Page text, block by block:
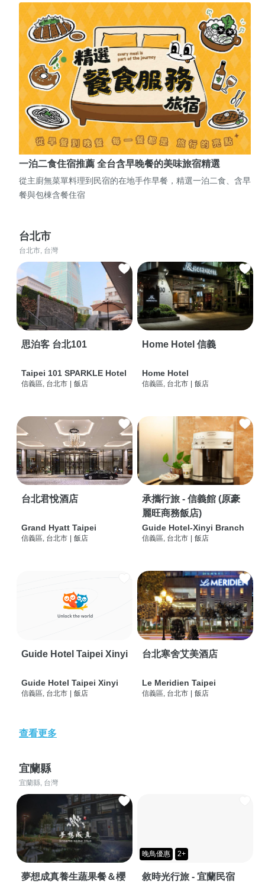
一泊二食住宿推薦 全台含早晚餐的美味旅宿精選
從主廚無菜單料理到民宿的在地手作早餐，精選一泊二食、含早
餐與包棟含餐住宿
台北市
台北市, 台灣
思泊客 台北101
Taipei 101 SPARKLE Hotel
信義區, 台北市 飯店
Home Hotel 信義
Home Hotel
信義區, 台北市 飯店
台北君悅酒店
Grand Hyatt Taipei
信義區, 台北市 飯店
承攜行旅 - 信義館 (原豪
麗旺商務飯店)
Guide Hotel-Xinyi Branch
信義區, 台北市 飯店
Guide Hotel Taipei Xinyi
Guide Hotel Taipei Xinyi
信義區, 台北市 | 飯店
台北寒舍艾美酒店
Le Meridien Taipei
信義區, 台北市 | 飯店
查看更多
宜蘭縣
宜蘭縣, 台灣
夢想成真養生蔬果餐＆櫻
晚鳥優惠 2+
敘時光行旅 - 宜蘭民宿